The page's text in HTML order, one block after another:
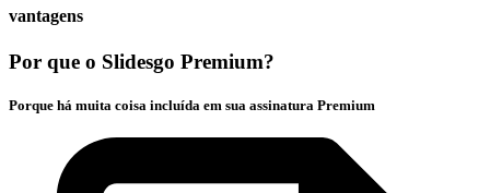
vantagens
Por que o Slidesgo Premium?
Porque há muita coisa incluída em sua assinatura Premium